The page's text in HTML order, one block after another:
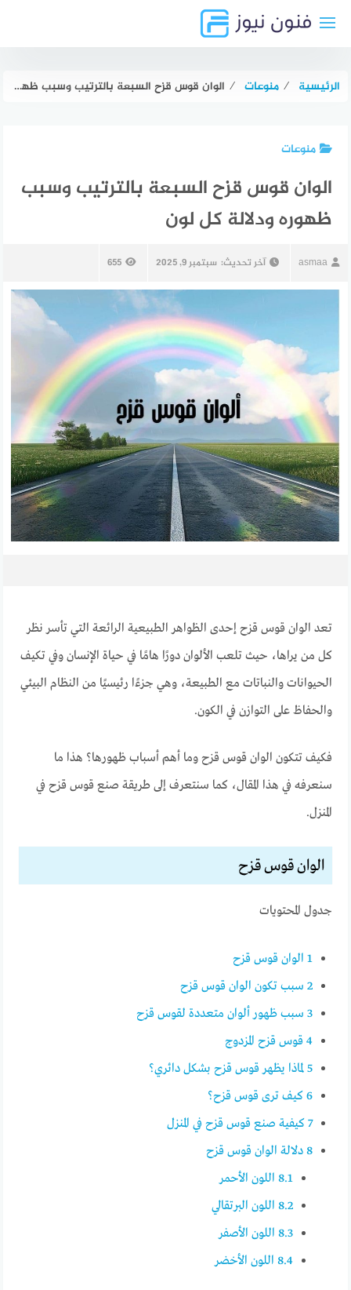
الرئيسية ⁄ منوعات ⁄ الوان قوس قزح السبعة بالترتيب وسبب ظهوره ودلالة كل لون
منوعات
الوان قوس قزح السبعة بالترتيب وسبب
ظهوره ودلالة كل لون
asmaa آخر تحديث: سبتمبر 9, 2025 655
تعد الوان قوس قزح إحدى الظواهر الطبيعية الرائعة التي تأسر نظر
كل من يراها، حيث تلعب الألوان دورًا هامًا في حياة الإنسان وفي تكيف
الحيوانات والنباتات مع الطبيعة، وهي جزءًا رئيسيًا من النظام البيئي
والحفاظ على التوازن في الكون.
فكيف تتكون الوان قوس قزح وما أهم أسباب ظهورها؟ هذا ما
سنعرفه في هذا المقال، كما سنتعرف إلى طريقة صنع قوس قزح في
المنزل.
الوان قوس قزح
جدول المحتويات
1 الوان قوس قزح
2 سبب تكون الوان قوس قزح
3 سبب ظهور ألوان متعددة لقوس قزح
4 قوس قزح المزدوج
5 لماذا يظهر قوس قزح بشكل دائري؟
6 كيف ترى قوس قزح؟
7 كيفية صنع قوس قزح في المنزل
8 دلالة الوان قوس قزح
8.1 اللون الأحمر
8.2 اللون البرتقالي
8.3 اللون الأصفر
8.4 اللون الأخضر